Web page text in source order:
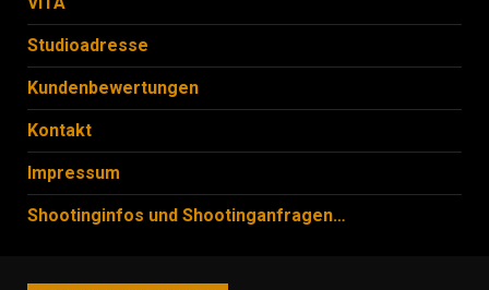
Studioadresse
Kundenbewertungen
Kontakt
Impressum
Shootinginfos und Shootinganfragen…